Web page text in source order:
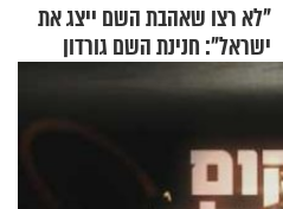
"לא רצו שאהבת השם ייצג את
ישראל": חנינת השם גורדון
בריאיון מעורר השראה